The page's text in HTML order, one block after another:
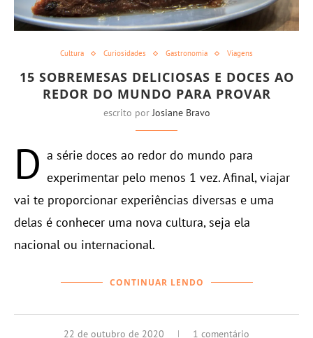
Cultura Curiosidades Gastronomia Viagens
15 SOBREMESAS DELICIOSAS E DOCES AO
REDOR DO MUNDO PARA PROVAR
escrito porJosiane Bravo
D a série doces ao redor do mundo para
experimentar pelo menos 1 vez. Afinal, viajar
vai te proporcionar experiências diversas e uma
delas é conhecer uma nova cultura, seja ela
nacional ou internacional.
CONTINUAR LENDO
22 de outubro de 2020 1 comentário